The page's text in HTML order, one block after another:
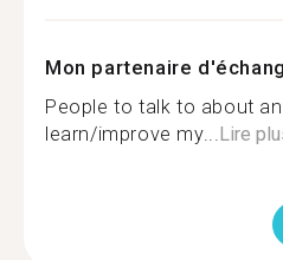
Mon partenaire
People to talk to about
learn/improve my...Lire